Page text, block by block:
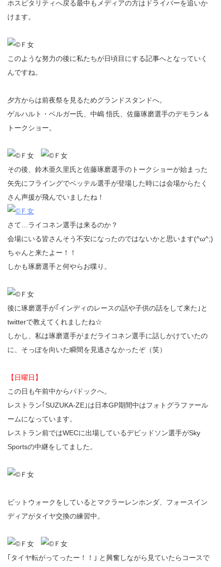
ホスピタリティへ戻る最中もメディアの方はドライバーを追いか
けます。
このような努力の後に私たちが日頃目にする記事へとなっていく
んですね。
夕方からは前夜祭を見るためグランドスタンドへ。
ゲルハルト・ベルガー氏、中嶋 悟氏、佐藤琢磨選手のデモラン＆
トークショー。
その後、鈴木亜久里氏と佐藤琢磨選手のトークショーが始まった
矢先にフライングでベッテル選手が登場した時には会場からたく
さん声援が飛んでいましたね！
さて…ライコネン選手は来るのか？
会場にいる皆さんそう不安になったのではないかと思います(^ω^;)
ちゃんと来たよー！！
しかも琢磨選手と何やらお喋り。
後に琢磨選手が｢インディのレースの話や子供の話をして来た｣と
twitterで教えてくれましたね☆
しかし、私は琢磨選手がまだライコネン選手に話しかけていたの
に、そっぽを向いた瞬間を見逃さなかったぞ（笑）
【日曜日】
この日も午前中からパドックへ。
レストラン｢SUZUKA-ZE｣は日本GP期間中はフォトグラファール
ームになっています。
レストラン前ではWECに出場しているデビッドソン選手がSky
Sportsの中継をしてました。
ピットウォークをしているとマクラーレンホンダ、フォースイン
ディアがタイヤ交換の練習中。
｢タイヤ転がってったー！！｣ と興奮しながら見ていたらコースで